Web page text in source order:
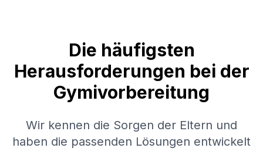
Die häufigsten
Herausforderungen bei der
Gymivorbereitung
Wir kennen die Sorgen der Eltern und
haben die passenden Lösungen entwickelt